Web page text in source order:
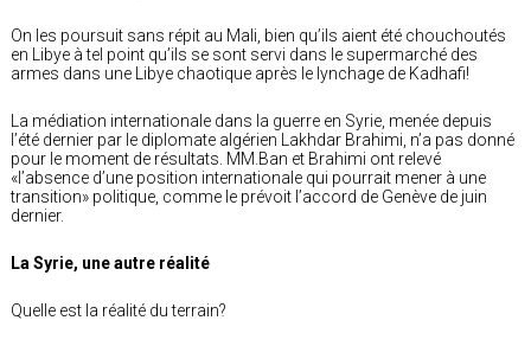
On les poursuit sans répit au Mali, bien qu’ils aient été chouchoutés
en Libye à tel point qu’ils se sont servi dans le supermarché des
armes dans une Libye chaotique après le lynchage de Kadhafi!
La médiation internationale dans la guerre en Syrie, menée depuis
l’été dernier par le diplomate algérien Lakhdar Brahimi, n’a pas donné
pour le moment de résultats. MM.Ban et Brahimi ont relevé
«l’absence d’une position internationale qui pourrait mener à une
transition» politique, comme le prévoit l’accord de Genève de juin
dernier.
La Syrie, une autre réalité
Quelle est la réalité du terrain?